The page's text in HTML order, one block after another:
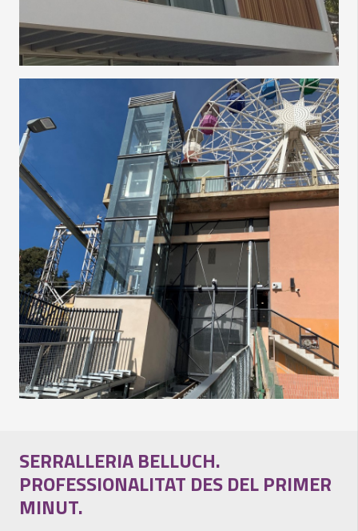
SERRALLERIA BELLUCH.
PROFESSIONALITAT DES DEL PRIMER
MINUT.